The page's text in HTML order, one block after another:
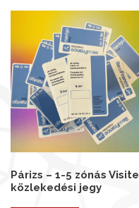
Párizs – 1-5 zónás Visite
közlekedési jegy